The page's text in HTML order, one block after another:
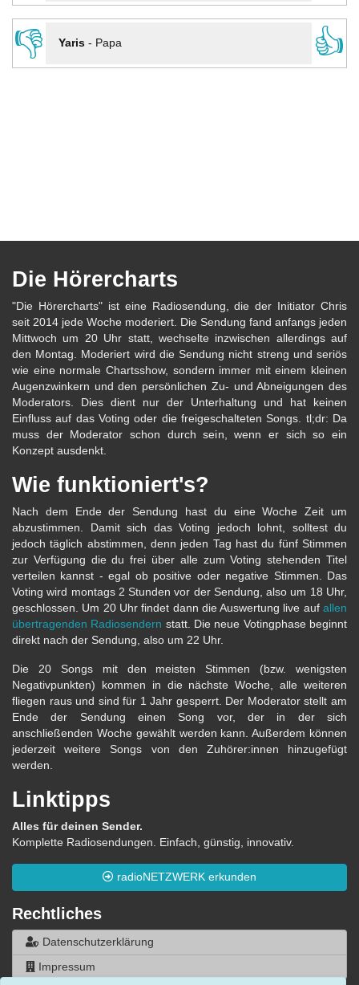
👎
Yaris- Papa 👍
Die Hörercharts
"Die Hörercharts" ist eine Radiosendung, die der Initiator Chris
seit 2014 jede Woche moderiert. Die Sendung fand anfangs jeden
Mittwoch um 20 Uhr statt, wechselte inzwischen allerdings auf
den Montag. Moderiert wird die Sendung nicht streng und seriös
wie eine normale Chartsshow, sondern immer mit einem kleinen
Augenzwinkern und den persönlichen Zu- und Abneigungen des
Moderators. Dies dient nur der Unterhaltung und hat keinen
Einfluss auf das Voting oder die freigeschalteten Songs. tl;dr: Da
muss der Moderator schon durch sein, wenn er sich so ein
Konzept ausdenkt.
Wie funktioniert's?
Nach dem Ende der Sendung hast du eine Woche Zeit um
abzustimmen. Damit sich das Voting jedoch lohnt, solltest du
jedoch täglich abstimmen, denn jeden Tag hast du fünf Stimmen
zur Verfügung die du frei über alle zum Voting stehenden Titel
verteilen kannst - egal ob positive oder negative Stimmen. Das
Voting wird montags 2 Stunden vor der Sendung, also um 18 Uhr,
geschlossen. Um 20 Uhr findet dann die Auswertung live auf allen
übertragenden Radiosendern statt. Die neue Votingphase beginnt
direkt nach der Sendung, also um 22 Uhr.
Die 20 Songs mit den meisten Stimmen (bzw. wenigsten
Negativpunkten) kommen in die nächste Woche, alle weiteren
fliegen raus und sind für 1 Jahr gesperrt. Der Moderator stellt am
Ende der Sendung einen Song vor, der in der sich
anschließenden Woche gewählt werden kann. Außerdem können
jederzeit weitere Songs von den Zuhörer:innen hinzugefügt
werden.
Linktipps
Alles für deinen Sender.
Komplette Radiosendungen. Einfach, günstig, innovativ.
radioNETZWERK erkunden
Rechtliches
Datenschutzerklärung
Impressum